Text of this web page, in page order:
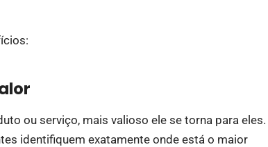
ou serviço, mais valioso ele se torna para eles.
identifiquem exatamente onde está o maior